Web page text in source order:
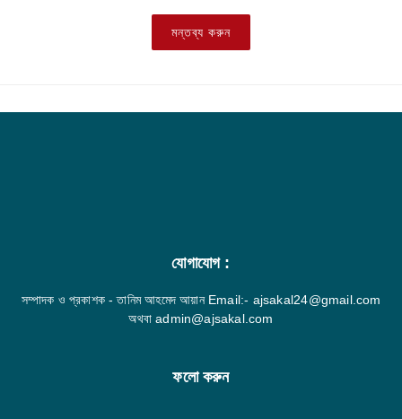
মন্তব্য করুন
যোগাযোগ :
সম্পাদক ও প্রকাশক - তানিম আহমেদ আয়ান Email:- ajsakal24@gmail.com
অথবা admin@ajsakal.com
ফলো করুন